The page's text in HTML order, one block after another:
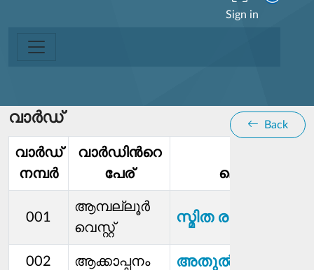
Sign in
വാര്‍ഡ് Back
വാര്‍ഡ്‌
നമ്പര്‍
വാര്‍ഡിൻറെ
പേര്
മെമ്പര്‍
001
ആമ്പല്ലൂര്‍
വെസ്റ്റ്
സ്മിത രാംലാൽ
002 ആക്കാപ്പനം അതുല്‍ പി ആർ